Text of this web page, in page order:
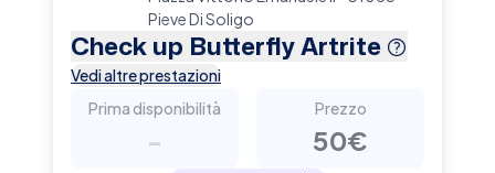
Pieve Di Soligo
Check up Butterfly Artrite
Vedi altre prestazioni
Prima disponibilità
-
Prezzo
50€